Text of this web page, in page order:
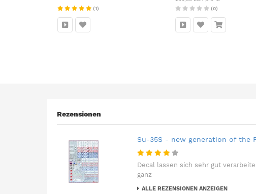
(1)
(0)
Rezensionen
Su-35S - new generation of the
Decal lassen sich sehr gut
ganz
ALLE REZENSIONEN ANZEIGEN